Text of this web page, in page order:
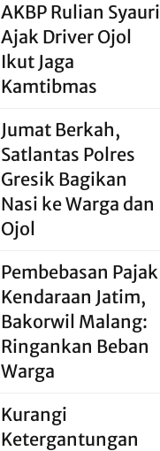
AKBP Rulian Syauri
Ajak Driver Ojol
Ikut Jaga
Kamtibmas
Jumat Berkah,
Satlantas Polres
Gresik Bagikan
Nasi ke Warga dan
Ojol
Pembebasan Pajak
Kendaraan Jatim,
Bakorwil Malang:
Ringankan Beban
Warga
Kurangi
Ketergantungan